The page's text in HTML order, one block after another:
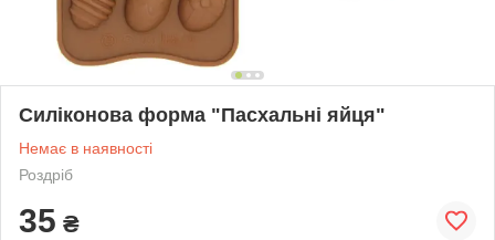
Силіконова форма "Пасхальні яйця"
Немає в наявності
Роздріб
35 ₴